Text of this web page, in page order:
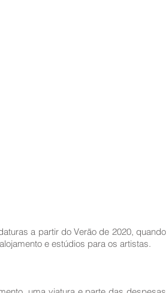
a partir do Verão de 2020, quando
e estúdios para os artistas.